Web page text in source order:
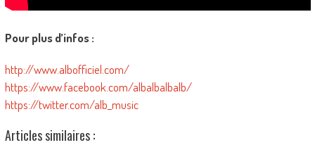
Pour plus d’infos :
http://www.albofficiel.com/
https://www.facebook.com/albalbalbalb/
https://twitter.com/alb_music
Articles similaires :